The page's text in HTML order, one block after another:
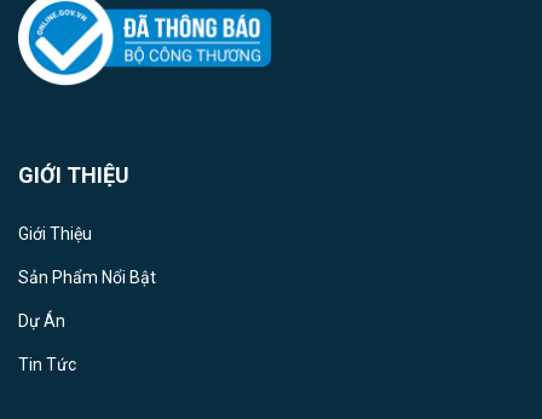
GIỚI THIỆU
Giới Thiệu
Sản Phẩm Nổi Bật
Dự Án
Tin Tức